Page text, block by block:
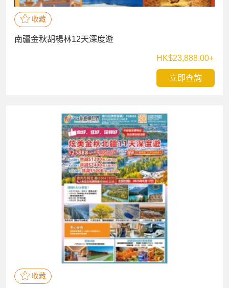
收藏
南疆金秋胡楊林12天深度遊
HK$23,888.00+
立即查詢
收藏